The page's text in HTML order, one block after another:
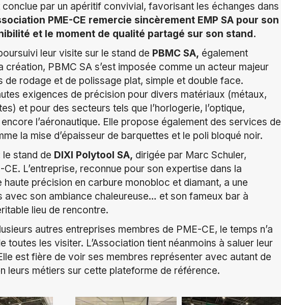
par un apéritif convivial, favorisant les échanges dans
PME-CE remercie sincèrement EMP SA pour son
et le moment de qualité partagé sur son stand.
leur visite sur le stand de PBMC SA, également
création, PBMC SA s’est imposée comme un acteur majeur
de rodage et de polissage plat, simple et double face.
exigences de précision pour divers matériaux (métaux,
et pour des secteurs tels que l’horlogerie, l’optique,
l’aéronautique. Elle propose également des services de
la mise d’épaisseur de barquettes et le poli bloqué noir.
stand de DIXI Polytool SA, dirigée par Marc Schuler,
L’entreprise, reconnue pour son expertise dans la
précision en carbure monobloc et diamant, a une
avec son ambiance chaleureuse… et son fameux bar à
lieu de rencontre.
autres entreprises membres de PME-CE, le temps n’a
toutes les visiter. L’Association tient néanmoins à saluer leur
est fière de voir ses membres représenter avec autant de
leurs métiers sur cette plateforme de référence.